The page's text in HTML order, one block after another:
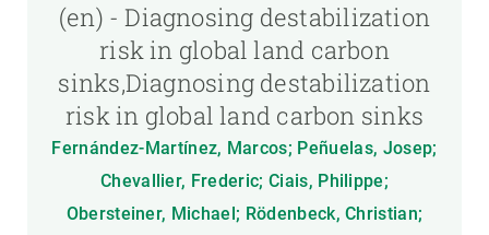
(en) - Diagnosing destabilization
risk in global land carbon
sinks,Diagnosing destabilization
risk in global land carbon sinks
Fernández-Martínez, Marcos; Peñuelas, Josep;
Chevallier, Frederic; Ciais, Philippe;
Obersteiner, Michael; Rödenbeck, Christian;